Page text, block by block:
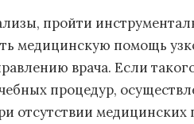
пройти
медицинскую помощь
врача. Если
процедур,
отсутствии медицинских